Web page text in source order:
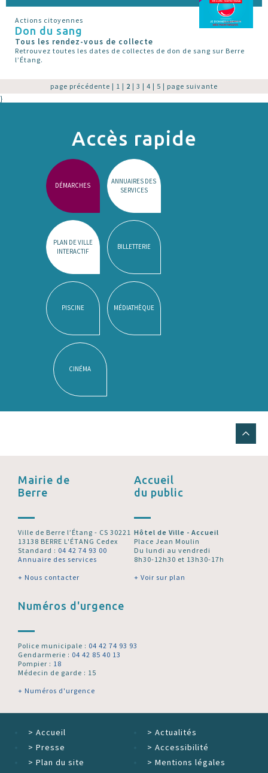
Actions citoyennes
Don du sang
Tous les rendez-vous de collecte
Retrouvez toutes les dates de collectes de don de sang sur Berre
l’Étang.
page précédente | 1 | 2 | 3 | 4 | 5 | page suivante
}
Accès rapide
DÉMARCHES
ANNUAIRES DES
SERVICES
PLAN DE VILLE
INTERACTIF
BILLETTERIE
PISCINE MÉDIATHÈQUE
CINÉMA
Mairie de
Berre
Ville de Berre l’Étang - CS 30221
13138 BERRE L'ÉTANG Cedex
Standard : 04 42 74 93 00
Annuaire des services
+ Nous contacter
Accueil
du public
Hôtel de Ville - Accueil
Place Jean Moulin
Du lundi au vendredi
8h30-12h30 et 13h30-17h
+ Voir sur plan
Numéros d'urgence
Police municipale : 04 42 74 93 93
Gendarmerie : 04 42 85 40 13
Pompier : 18
Médecin de garde : 15
+ Numéros d'urgence
> Accueil > Actualités
> Presse > Accessibilité
> Plan du site > Mentions légales